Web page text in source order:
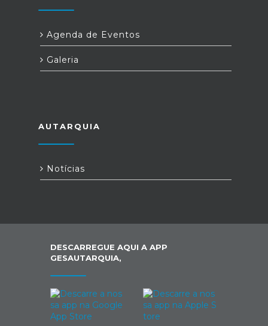
Agenda de Eventos
Galeria
AUTARQUIA
Notícias
DESCARREGUE AQUI A APP
GESAUTARQUIA,